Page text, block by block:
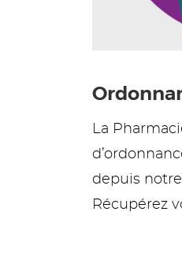
La
depuis
Récupérez